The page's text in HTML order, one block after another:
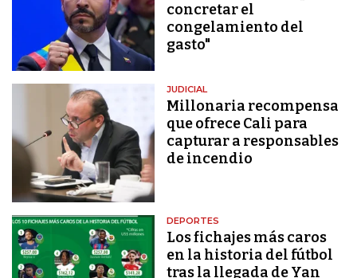
concretar el
congelamiento del
gasto"
JUDICIAL
Millonaria recompensa
que ofrece Cali para
capturar a responsables
de incendio
DEPORTES
Los fichajes más caros
en la historia del fútbol
tras la llegada de Yan